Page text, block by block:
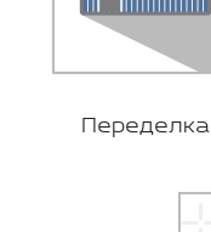
Переделка